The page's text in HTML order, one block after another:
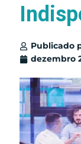
Publicado
dezembro